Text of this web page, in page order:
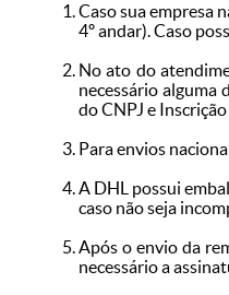
Caso sua empresa
4º andar). Caso
No ato do
necessário alguma
do CNPJ e
Para envios
A DHL possui
caso não seja
Após o envio da
necessário a